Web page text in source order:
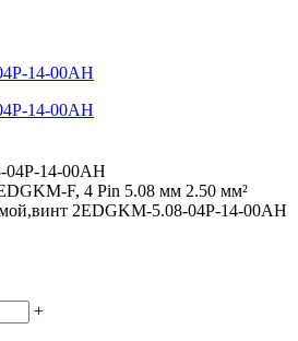
14-00AH
F, 4 Pin 5.08 мм 2.50 мм²
2EDGKM-5.08-04P-14-00AH
+